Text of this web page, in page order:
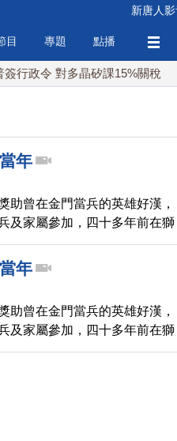
新唐人
目 專題 點播
政令 對多晶矽課15%關稅
年
助曾在金門當兵的英雄好漢，
及家屬參加，四十多年前在獅
其中之一，談起往事，彷彿還
年
助曾在金門當兵的英雄好漢，
及家屬參加，四十多年前在獅
其中之一，談起往事彷彿還歷
去聽聽老兵話說當年。